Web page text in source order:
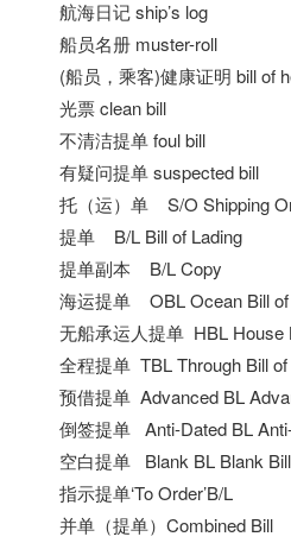
航海日记 ship’s log
船员名册 muster-roll
(船员，乘客)健康证明 bill of
光票 clean bill
不清洁提单 foul bill
有疑问提单 suspected bill
托（运）单 S/O Shipping
提单 B/L Bill of Lading
提单副本 B/L Copy
海运提单 OBL Ocean Bill of
无船承运人提单 HBL House
全程提单 TBL Through Bill of
预借提单 Advanced BL
倒签提单 Anti-Dated BL
空白提单 Blank BL Blank
指示提单‘To Order’B/L
并单（提单）Combined Bill